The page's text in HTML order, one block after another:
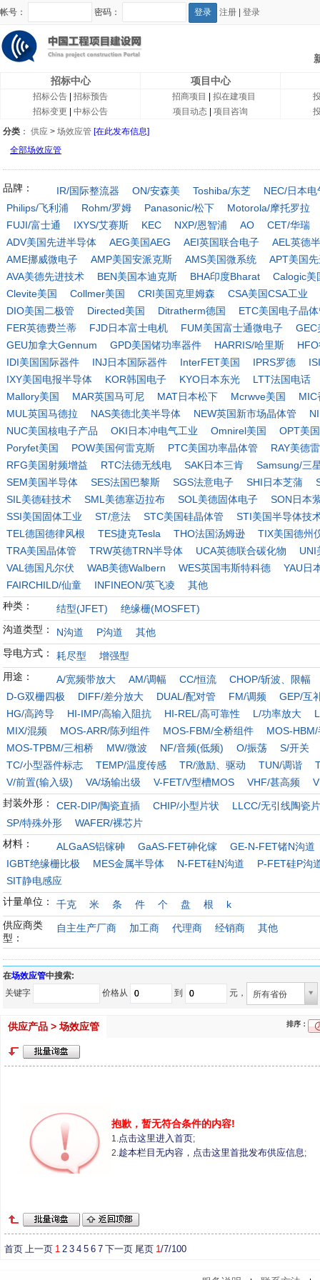
帐号： 密码： 注册 登录
招标中心
项目中心
招标公告
招标预告
招标变更
中标公告
招商项目
拟在建项目
项目动态
项目咨询
分类 ： 供应 > 场效应管 [在此发布信息]
全部场效应管
品牌： IR/国际整流器 ON/安森美 Toshiba/东芝
NEC/日本电
Philips/飞利浦
Rohm/罗姆 Panasonic/松下
Motorola/摩托罗拉
FUJI/富士通
IXYS/艾赛斯 KEC NXP/恩智浦 AO
CET/华瑞
ADV美国先进半导体
AEG美国AEG AEI英国联合电子
AEL英德
AME挪威微电子
AMP美国安派克斯 AMS美国微系统
APT美国
AVA美德先进技术
BEN美国本迪克斯 BHA印度Bharat
Calogic美
Clevite美国
Collmer美国 CRI美国克里姆森
CSA美国CSA工业
DIO美国二极管
Directed美国 Ditratherm德国
ETC美国电子晶
FER英德费兰蒂
FJD日本富士电机 FUM美国富士通微电子
GEC
GEU加拿大Gennum
GPD美国锗功率器件 HARRIS/哈里斯
IDI美国国际器件
INJ日本国际器件 InterFET美国 IPRS罗德
IXY美国电报半导体
KOR韩国电子 KYO日本东光
LTT法国电话
Mallory美国
MAR英国马可尼 MAT日本松下 Mcrwve美国
MIC
MUL英国马德拉
NAS美德北美半导体 NEW英国新市场晶体管
NUC美国核电子产品
OKI日本冲电气工业 Omnirel美国
OPT美
Poryfet美国
POW美国何雷克斯 PTC美国功率晶体管
RAY美德
RFG美国射频增益
RTC法德无线电 SAK日本三肯
Samsung/三
SEM美国半导体
SES法国巴黎斯 SGS法意电子 SHI日本芝蒲
SIL美德硅技术
SML美德塞迈拉布 SOL美德固体电子
SON日本
SSI美国固体工业
ST/意法 STC美国硅晶体管
STI美国半导体技
TEL德国德律风根
TES捷克Tesla THO法国汤姆逊
TIX美国德州
TRA美国晶体管
TRW英德TRN半导体 UCA英德联合碳化物
UNI
VAL德国凡尔伏
WAB美德Walbern WES英国韦斯特科德
YAU日
FAIRCHILD/仙童
INFINEON/英飞凌
其他
种类：
结型(JFET)
绝缘栅(MOSFET)
沟道类型：
N沟道 P沟道
其他
导电方式：
耗尽型
增强型
用途：
A/宽频带放大 AM/调幅 CC/恒流
CHOP/斩波、限幅
D-G双栅四极
DIFF/差分放大 DUAL/配对管 FM/调频
GEP/互
HG/高跨导
HI-IMP/高输入阻抗 HI-REL/高可靠性 L/功率放大
MIX/混频
MOS-ARR/陈列组件 MOS-FBM/全桥组件
MOS-
MOS-TPBM/三相桥
MW/微波 NF/音频(低频) O/振荡
S/开关
TC/小型器件标志
TEMP/温度传感 TR/激励、驱动 TUN/调谐
V/前置(输入级)
VA/场输出级 V-FET/V型槽MOS VHF/甚高频
封装外形：
CER-DIP/陶瓷直插 CHIP/小型片状
LLCC/无引线陶瓷
SP/特殊外形
WAFER/裸芯片
材料：
ALGaAS铝镓砷 GaAS-FET砷化镓
GE-N-FET锗N沟道
IGBT绝缘栅比极
MES金属半导体 N-FET硅N沟道
P-FET硅P沟
SIT静电感应
计量单位：
千克 米 条 件 个 盘 根
k
供应商类
型：
自主生产厂商 加工商 代理商 经销商 其他
在场效应管中搜索:
关键字
价格从 到 元， 所有省份
供应产品 > 场效应管 排序：
抱歉，暂无符合条件的内容!
1.点击这里进入首页;
2.趁本栏目无内容，点击这里首批发布供应信息;
首页 上一页 1 2 3 4 5 6 7 下一页 尾页 1/7/100